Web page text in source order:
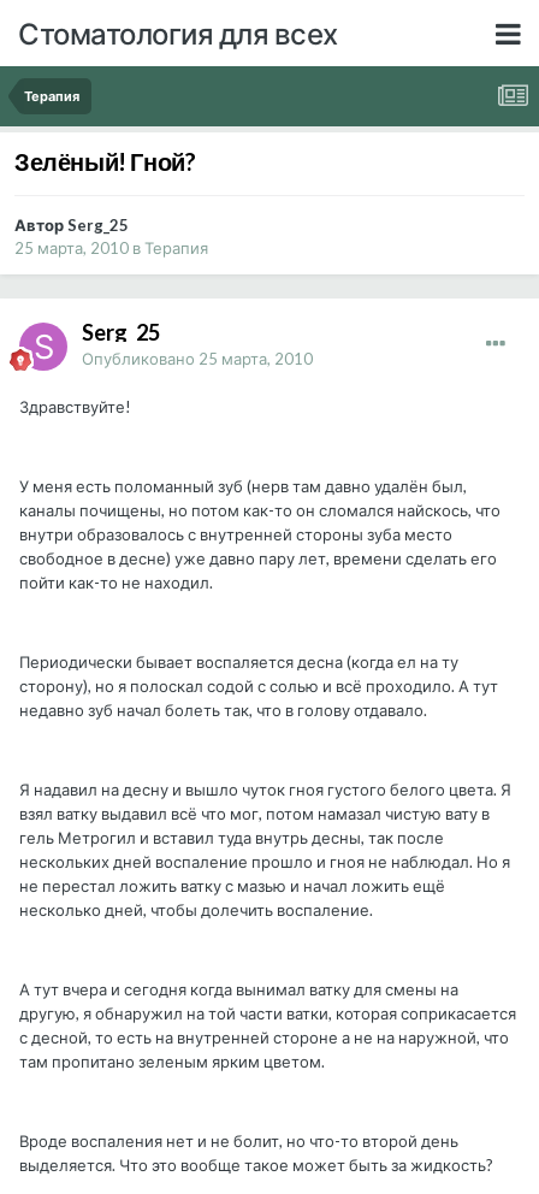
Стоматология для всех
Терапия
Зелёный! Гной?
Автор Serg_25
25 марта, 2010 вТерапия
Serg_25
Опубликовано 25 марта, 2010
Здравствуйте!
У меня есть поломанный зуб (нерв там давно удалён был,
каналы почищены, но потом как-то он сломался найскось, что
внутри образовалось с внутренней стороны зуба место
свободное в десне) уже давно пару лет, времени сделать его
пойти как-то не находил.
Периодически бывает воспаляется десна (когда ел на ту
сторону), но я полоскал содой с солью и всё проходило. А тут
недавно зуб начал болеть так, что в голову отдавало.
Я надавил на десну и вышло чуток гноя густого белого цвета. Я
взял ватку выдавил всё что мог, потом намазал чистую вату в
гель Метрогил и вставил туда внутрь десны, так после
нескольких дней воспаление прошло и гноя не наблюдал. Но я
не перестал ложить ватку с мазью и начал ложить ещё
несколько дней, чтобы долечить воспаление.
А тут вчера и сегодня когда вынимал ватку для смены на
другую, я обнаружил на той части ватки, которая соприкасается
с десной, то есть на внутренней стороне а не на наружной, что
там пропитано зеленым ярким цветом.
Вроде воспаления нет и не болит, но что-то второй день
выделяется. Что это вообще такое может быть за жидкость?